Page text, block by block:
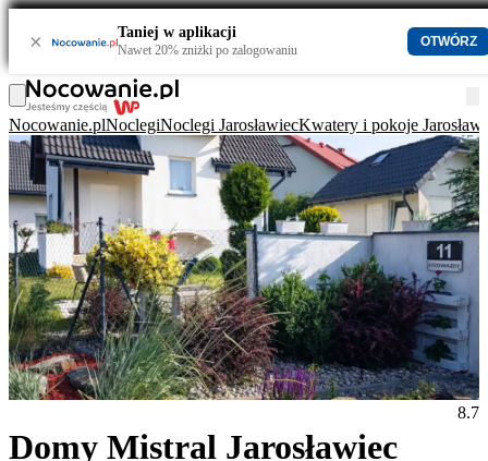
× Taniej w aplikacji
Nawet 20% zniżki po zalogowaniu
OTWÓRZ
Nocowanie.plNoclegiNoclegi JarosławiecKwatery i pokoje
Domy Mistral Jarosławiec
8.7